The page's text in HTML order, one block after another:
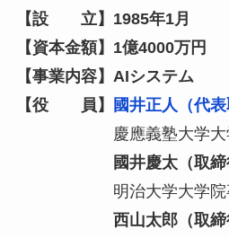
【設 立】1985年1月
【資本金額】1億4000万円
【事業内容】AIシステム
【役 員】
國井正人（代表
慶應義塾大学大学
國井慶太（取締
明治大学大学院
西山太郎（取締